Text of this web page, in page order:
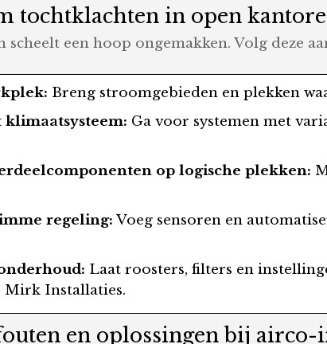
tochtklachten in open
scheelt een hoop ongemakken. Volg deze
Breng stroomgebieden en plekken
klimaatsysteem: Ga voor systemen met
op logische plekken:
regeling: Voeg sensoren en
Laat roosters, filters en
Installaties.
en oplossingen bij